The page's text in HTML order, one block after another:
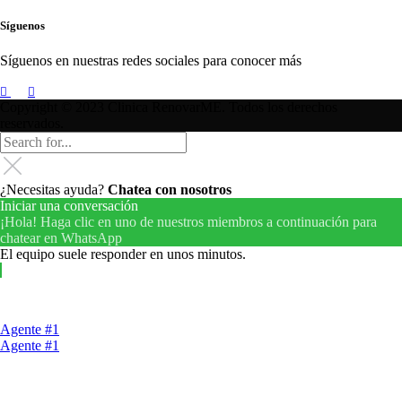
Síguenos
Síguenos en nuestras redes sociales para conocer más
¿Necesitas ayuda? Chatea con nosotros
Iniciar una conversación
¡Hola! Haga clic en uno de nuestros miembros a continuación para
chatear en WhatsApp
El equipo suele responder en unos minutos.
Agente #1
Agente #1